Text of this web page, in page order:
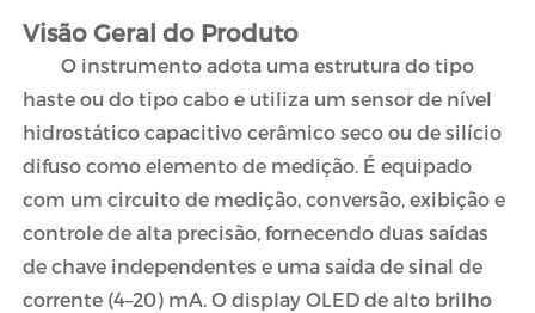
Visão Geral do Produto
O instrumento adota uma estrutura do tipo
haste ou do tipo cabo e utiliza um sensor de nível
hidrostático capacitivo cerâmico seco ou de silício
difuso como elemento de medição. É equipado
com um circuito de medição, conversão, exibição e
controle de alta precisão, fornecendo duas saídas
de chave independentes e uma saída de sinal de
corrente (4–20) mA. O display OLED de alto brilho